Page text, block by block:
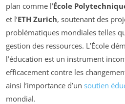
plan comme l’École
et l’ETH Zurich, soutenant des
problématiques mondiales telles
gestion des ressources. L’École
l’éducation est un instrument
efficacement contre les
ainsi l’importance d’un soutien
mondial.